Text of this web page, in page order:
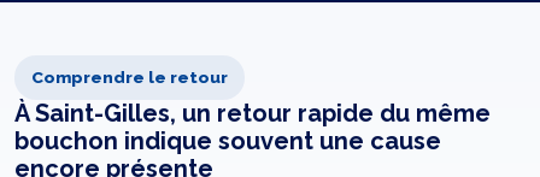
Comprendre le retour
À Saint-Gilles, un retour rapide du même
bouchon indique souvent une cause
encore présente